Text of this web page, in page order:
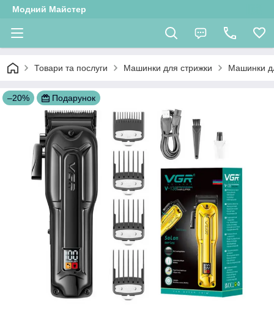
Модний Майстер
Товари та послуги Машинки для стрижки Машинки
–20% Подарунок